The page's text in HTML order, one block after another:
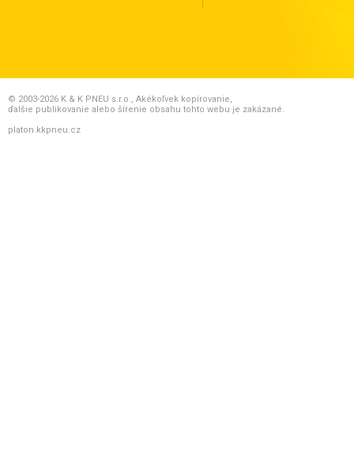
© 2003-2026 K & K PNEU s.r.o., Akékoľvek kopírovanie,
ďalšie publikovanie alebo šírenie obsahu tohto webu je zakázané.
platon.kkpneu.cz